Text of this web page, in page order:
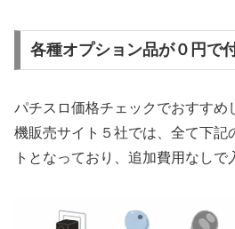
各種オプション品が０円で
パチスロ価格チェックでおすすめ
機販売サイト５社では、全て下記
トとなっており、追加費用なしで